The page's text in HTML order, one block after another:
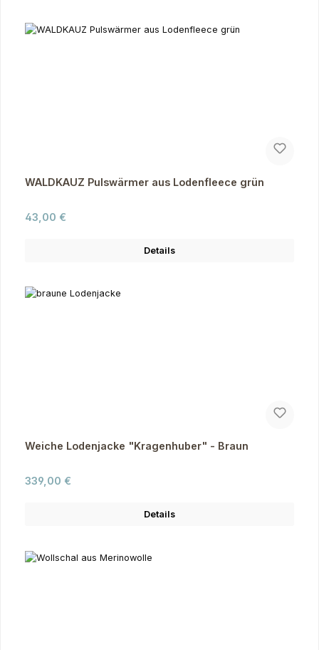
WALDKAUZ Pulswärmer aus Lodenfleece grün
Regulärer Preis:
43,00 €
Details
Weiche Lodenjacke "Kragenhuber" - Braun
Regulärer Preis:
339,00 €
Details